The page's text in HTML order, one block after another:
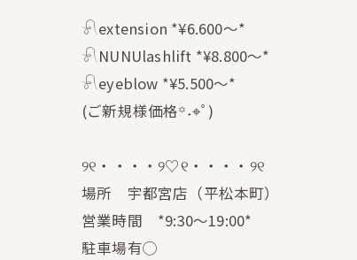
𓍯extension *¥6.600〜*
𓍯NUNUlashlift *¥8.800〜*
𓍯eyeblow *¥5.500〜*
(ご新規様価格꙳˖⌖ﾟ)
୨୧・・・・୨♡୧・・・・୨୧
場所 宇都宮店（平松本町）
営業時間 *9:30〜19:00*
駐車場有◯